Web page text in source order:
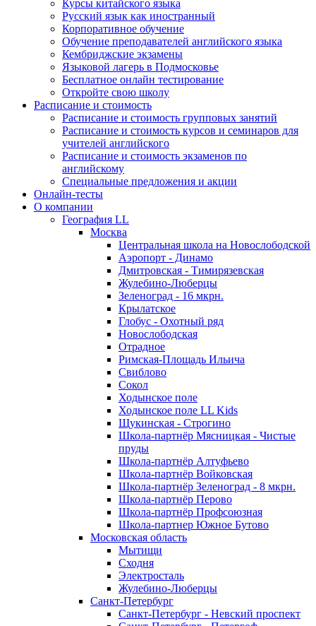
Курсы китайского языка
Русский язык как иностранный
Корпоративное обучение
Обучение преподавателей английского языка
Кембриджские экзамены
Языковой лагерь в Подмосковье
Бесплатное онлайн тестирование
Откройте свою школу
Расписание и стоимость
Расписание и стоимость групповых занятий
Расписание и стоимость курсов и семинаров для
учителей английского
Расписание и стоимость экзаменов по
английскому
Специальные предложения и акции
Онлайн-тесты
О компании
География LL
Москва
Центральная школа на Новослободской
Аэропорт - Динамо
Дмитровская - Тимирязевская
Жулебино-Люберцы
Зеленоград - 16 мкрн.
Крылатское
Глобус - Охотный ряд
Новослободская
Отрадное
Римская-Площадь Ильича
Свиблово
Сокол
Ходынское поле
Ходынское поле LL Kids
Щукинская - Строгино
Школа-партнёр Мясницкая - Чистые
пруды
Школа-партнёр Алтуфьево
Школа-партнёр Войковская
Школа-партнёр Зеленоград - 8 мкрн.
Школа-партнёр Перово
Школа-партнёр Профсоюзная
Школа-партнер Южное Бутово
Московская область
Мытищи
Сходня
Электросталь
Жулебино-Люберцы
Санкт-Петербург
Санкт-Петербург - Невский проспект